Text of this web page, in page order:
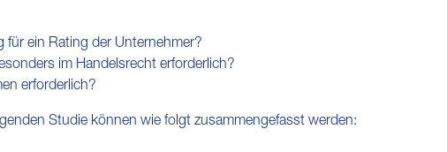
für ein Rating der Unternehmer?
im Handelsrecht erforderlich?
erforderlich?
Studie können wie folgt zusammengefasst werden: